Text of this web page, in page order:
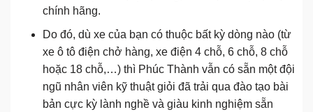
chính hãng.
Do đó, dù xe của bạn có thuộc bất kỳ dòng nào (từ
xe ô tô điện chở hàng, xe điện 4 chỗ, 6 chỗ, 8 chỗ
hoặc 18 chỗ,…) thì Phúc Thành vẫn có sẵn một đội
ngũ nhân viên kỹ thuật giỏi đã trải qua đào tạo bài
bản cực kỳ lành nghề và giàu kinh nghiệm sẵn